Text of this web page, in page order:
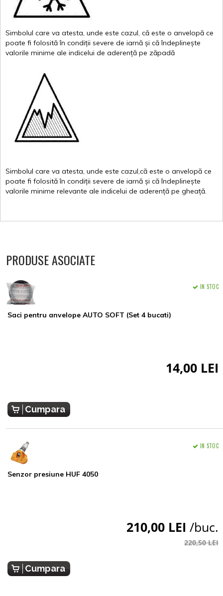
Simbolul care va atesta, unde este cazul, că este o anvelopă ce
poate fi folosită în condiții severe de iarnă și că îndeplinește
valorile minime ale indicelui de aderență pe zăpadă
Simbolul care va atesta, unde este cazul,că este o anvelopă ce
poate fi folosită în condiții severe de iarnă și că îndeplinește
valorile minime relevante ale indicelui de aderență pe gheață.
PRODUSE ASOCIATE
Saci pentru anvelope AUTO SOFT (Set 4 bucati)
IN STOC
14,00 LEI
Cumpara
Senzor presiune HUF 4050
IN STOC
210,00 LEI /buc.
220,50 LEI
Cumpara